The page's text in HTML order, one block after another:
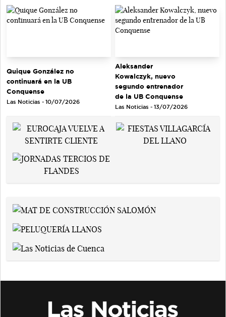
Quique González no
continuará en la UB
Conquense
Las Noticias - 10/07/2026
Aleksander
Kowalczyk, nuevo
segundo entrenador
de la UB Conquense
Las Noticias - 13/07/2026